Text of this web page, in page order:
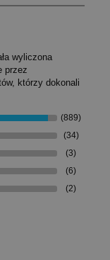
wyliczona
przez
którzy dokonali
(889)
(34)
(3)
(6)
(2)